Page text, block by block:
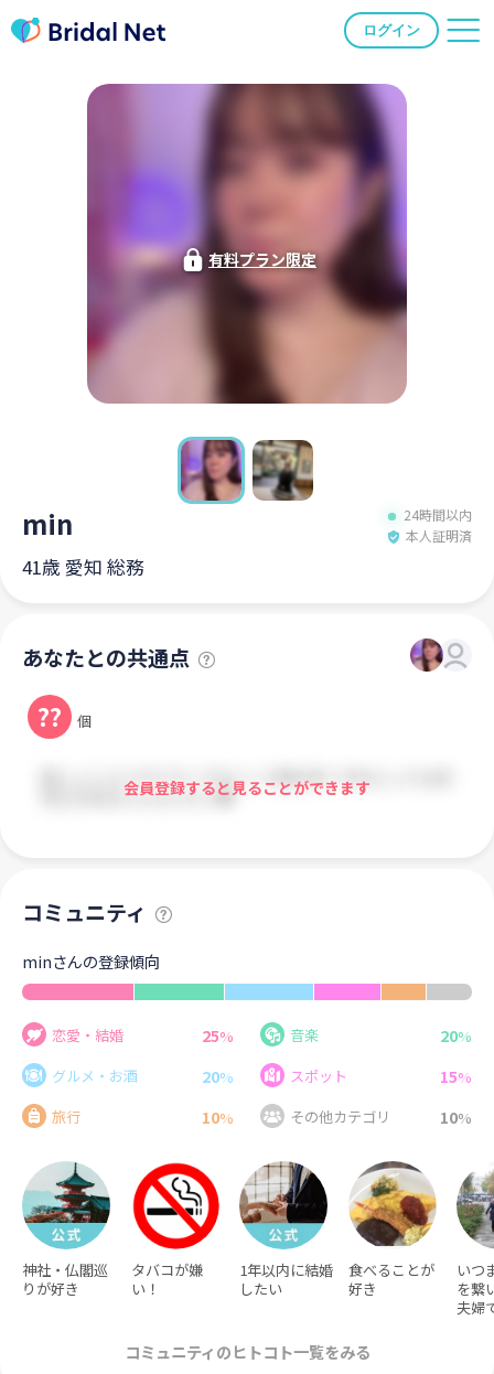
ログイン
有料プラン限定
min
24時間以内
本人証明済
41歳 愛知 総務
あなたとの共通点
?? 個
会員登録すると見ることができます
コミュニティ
minさんの登録傾向
恋愛・結婚 25% 音楽 20%
グルメ・お酒
20% スポット 15%
旅行
10% その他カテゴリ 10%
神社・仏閣巡
りが好き
タバコが嫌
い！
1年以内に結婚
したい
食べることが
好き
いつ
を繋
夫婦
コミュニティのヒトコト一覧をみる